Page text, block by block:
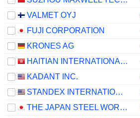
VALMET OYJ
FUJI CORPORATION
KRONES AG
HAITIAN INTERNATIONAL HOLDINGS LIMITED
KADANT INC.
STANDEX INTERNATIONAL CORPORATION
THE JAPAN STEEL WORKS, LTD.